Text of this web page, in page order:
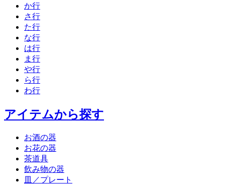
か行
さ行
た行
な行
は行
ま行
や行
ら行
わ行
アイテムから探す
お酒の器
お花の器
茶道具
飲み物の器
皿／プレート